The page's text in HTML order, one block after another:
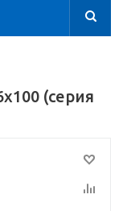
(серия